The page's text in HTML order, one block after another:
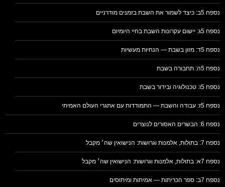
נספח 5ב: כיצד לשמור את השבת בזמנים מודרניים
נספח 5ג: יישום עקרונות השבת בחיי היומיום
נספח 5ד: מזון בשבת — הנחיות מעשיות
נספח 5ה: תחבורה בשבת
נספח 5ו: טכנולוגיה ובידור בשבת
נספח 5ז: עבודה והשבת — התמודדות עם אתגרי העולם האמיתי
נספח 6: הבשרים האסורים לנוצרים
נספח 7: בתולות, אלמנות וגרושות: הנישואין שה׳ מקבל
נספח 7א: בתולות, אלמנות וגרושות: הנישואין שה׳ מקבל
נספח 7ב: ספר הכריתות — אמיתות ומיתוסים